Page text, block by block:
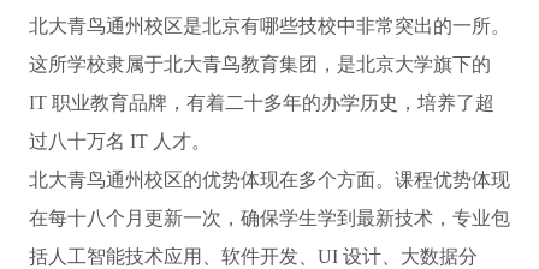
北大青鸟通州校区是北京有哪些技校中非常突出的一所。
这所学校隶属于北大青鸟教育集团，是北京大学旗下的
IT 职业教育品牌，有着二十多年的办学历史，培养了超
过八十万名 IT 人才。
北大青鸟通州校区的优势体现在多个方面。课程优势体现
在每十八个月更新一次，确保学生学到最新技术，专业包
括人工智能技术应用、软件开发、UI 设计、大数据分